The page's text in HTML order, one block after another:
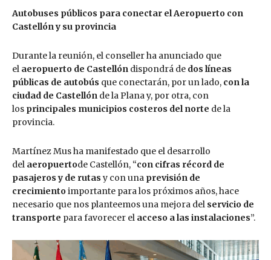
Autobuses públicos para conectar el Aeropuerto con
Castellón y su provincia
Durante la reunión, el conseller ha anunciado que
el aeropuerto de Castellón dispondrá de dos líneas
públicas de autobús que conectarán, por un lado, con la
ciudad de Castellón de la Plana y, por otra, con
los principales municipios costeros del norte de la
provincia.
Martínez Mus ha manifestado que el desarrollo
del aeropuertode Castellón, “con cifras récord de
pasajeros y de rutasy con una previsión de
crecimientoimportante para los próximos años, hace
necesario que nos planteemos una mejora del servicio de
transporte para favorecer el acceso a las instalaciones”.